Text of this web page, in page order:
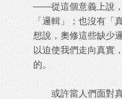
——從這個意義上說
「邏輯」；也沒有
想說，奧修這些缺少
以迫使我們走向真
的。
或許當人們面對真